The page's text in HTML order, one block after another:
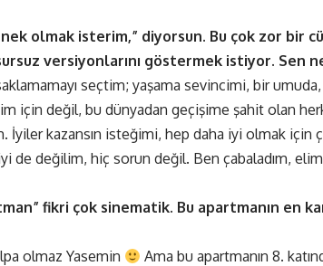
olmak isterim,” diyorsun. Bu çok zor bir
versiyonlarını göstermek istiyor. Sen
seçtim; yaşama sevincimi, bir
için değil, bu dünyadan geçişime şahit olan
İyiler kazansın isteğimi, hep daha iyi olmak için
de değilim, hiç sorun değil. Ben çabaladım,
fikri çok sinematik. Bu apartmanın en
olmaz Yasemin
Ama bu apartmanın 8.